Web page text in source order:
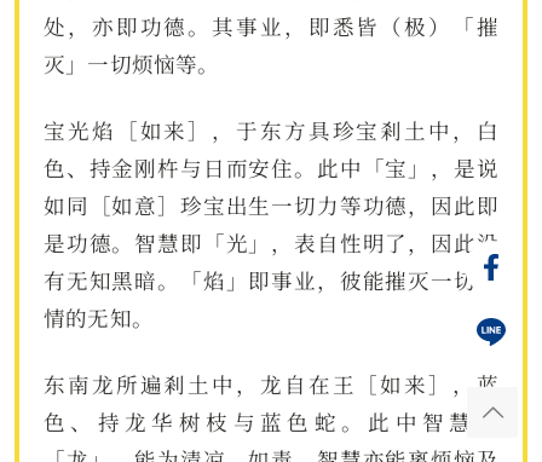
处，亦即功德。其事业，即悉皆（极）「摧
灭」一切烦恼等。
宝光焰［如来］，于东方具珍宝剎土中，白
色、持金刚杵与日而安住。此中「宝」，是说
如同［如意］珍宝出生一切力等功德，因此即
是功德。智慧即「光」，表自性明了，因此没
有无知黑暗。「焰」即事业，彼能摧灭一切有
情的无知。
东南龙所遍剎土中，龙自在王［如来］，蓝
色、持龙华树枝与蓝色蛇。此中智慧即